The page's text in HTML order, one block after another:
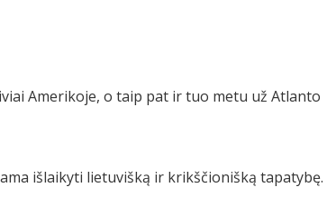
Amerikoje, o taip pat ir tuo metu už Atlanto
išlaikyti lietuvišką ir krikščionišką tapatybę.